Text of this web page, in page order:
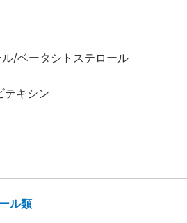
/ベータシトステロール
テキシン
ル類